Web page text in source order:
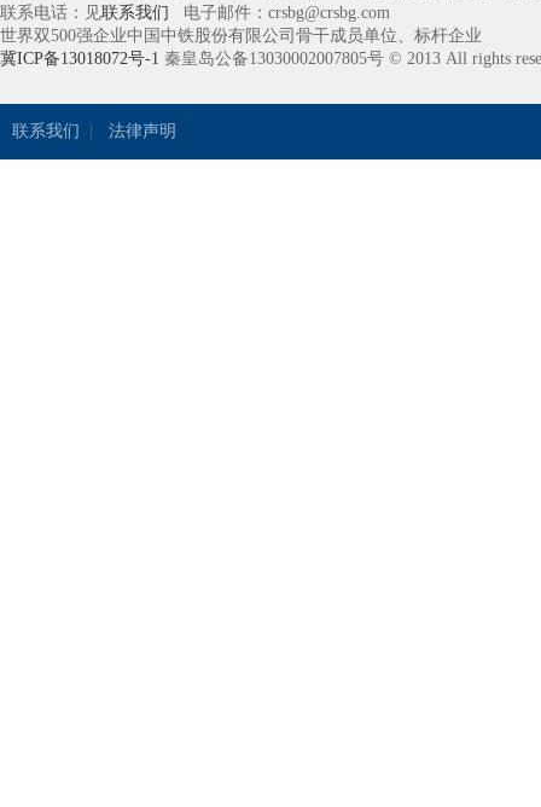
联系电话：见联系我们
电子邮件：crsbg@crsbg.com
世界双500强企业中国中铁股份有限公司骨干成员单位、标杆企业
冀ICP备13018072号-1 秦皇岛公备13030002007805号 © 2013 All rights
联系我们 法律声明